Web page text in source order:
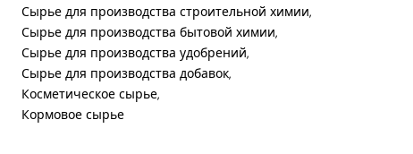
Сырье для производства строительной химии,
Сырье для производства бытовой химии,
Сырье для производства удобрений,
Сырье для производства добавок,
Косметическое сырье,
Кормовое сырье